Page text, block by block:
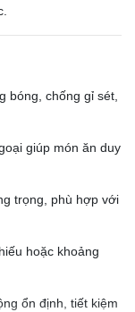
bóng, chống gỉ sét,
giúp món ăn duy
trọng, phù hợp với
hoặc khoảng
ổn định, tiết kiệm